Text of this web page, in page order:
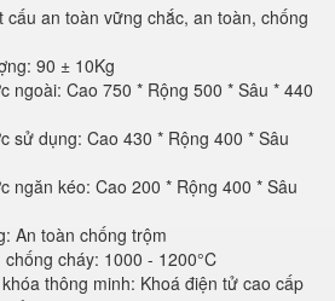
cấu an toàn vững chắc, an toàn, chống
90 ± 10Kg
ngoài: Cao 750 * Rộng 500 * Sâu * 440
sử dụng: Cao 430 * Rộng 400 * Sâu
ngăn kéo: Cao 200 * Rộng 400 * Sâu
An toàn chống trộm
cháy: 1000 - 1200°C
thông minh: Khoá điện tử cao cấp